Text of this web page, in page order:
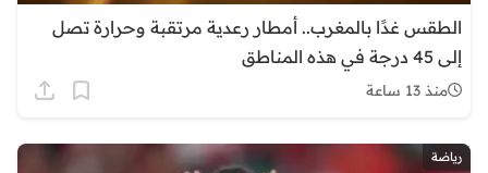
الطقس غدًا بالمغرب.. أمطار رعدية مرتقبة وحرارة تصل
إلى 45 درجة في هذه المناطق
منذ 13 ساعة
رياضة